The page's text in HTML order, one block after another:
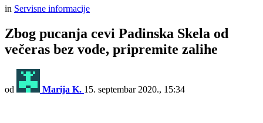
in Servisne informacije
Zbog pucanja cevi Padinska Skela od
večeras bez vode, pripremite zalihe
od Marija K. 15. septembar 2020., 15:34